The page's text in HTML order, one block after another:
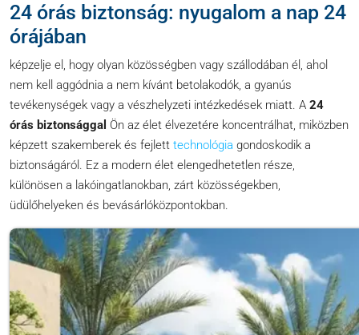
24 órás biztonság: nyugalom a nap 24
órájában
képzelje el, hogy olyan közösségben vagy szállodában él, ahol
nem kell aggódnia a nem kívánt betolakodók, a gyanús
tevékenységek vagy a vészhelyzeti intézkedések miatt. A 24
órás biztonsággal Ön az élet élvezetére koncentrálhat, miközben
képzett szakemberek és fejlett technológia gondoskodik a
biztonságáról. Ez a modern élet elengedhetetlen része,
különösen a lakóingatlanokban, zárt közösségekben,
üdülőhelyeken és bevásárlóközpontokban.